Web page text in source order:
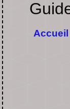
Accueil